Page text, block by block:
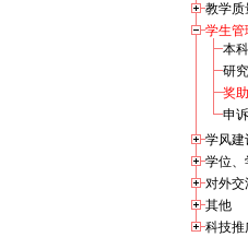
教学质
学生管
本
研
奖
申
学风建
学位、
对外交
其他
科技推